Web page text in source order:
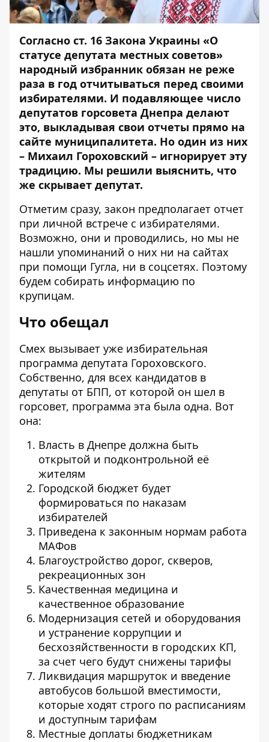
Согласно ст. 16 Закона Украины «О
статусе депутата местных советов»
народный избранник обязан не реже
раза в год отчитываться перед своими
избирателями. И подавляющее число
депутатов горсовета Днепра делают
это, выкладывая свои отчеты прямо на
сайте муниципалитета. Но один из них
– Михаил Гороховский – игнорирует эту
традицию. Мы решили выяснить, что
же скрывает депутат.
Отметим сразу, закон предполагает отчет
при личной встрече с избирателями.
Возможно, они и проводились, но мы не
нашли упоминаний о них ни на сайтах
при помощи Гугла, ни в соцсетях. Поэтому
будем собирать информацию по
крупицам.
Что обещал
Смех вызывает уже избирательная
программа депутата Гороховского.
Собственно, для всех кандидатов в
депутаты от БПП, от которой он шел в
горсовет, программа эта была одна. Вот
она:
Власть в Днепре должна быть
открытой и подконтрольной её
жителям
Городской бюджет будет
формироваться по наказам
избирателей
Приведена к законным нормам работа
МАФов
Благоустройство дорог, скверов,
рекреационных зон
Качественная медицина и
качественное образование
Модернизация сетей и оборудования
и устранение коррупции и
бесхозяйственности в городских КП,
за счет чего будут снижены тарифы
Ликвидация маршруток и введение
автобусов большой вместимости,
которые ходят строго по расписаниям
и доступным тарифам
Местные доплаты бюджетникам